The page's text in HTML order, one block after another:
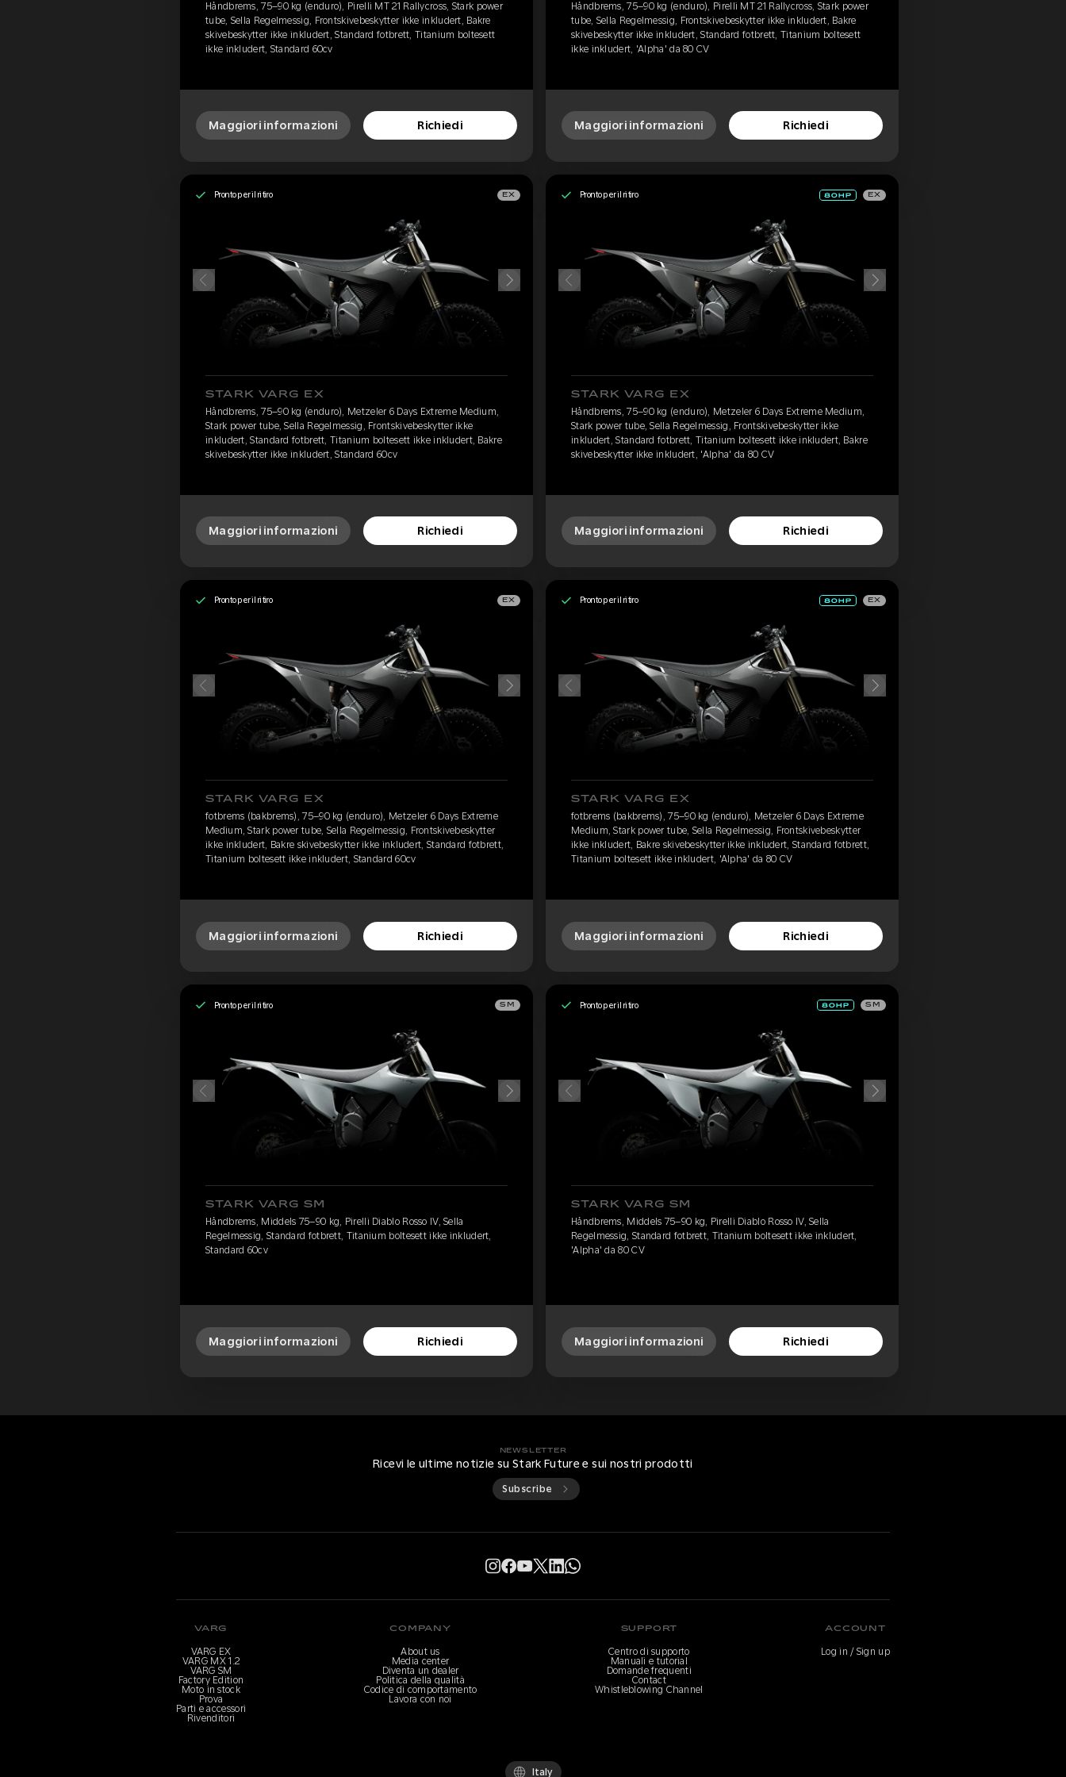
Håndbrems, 75–90 kg (enduro), Pirelli MT 21 Rallycross, Stark power
tube, Sella Regelmessig, Frontskivebeskytter ikke inkludert, Bakre
skivebeskytter ikke inkludert, Standard fotbrett, Titanium boltesett
ikke inkludert, Standard 60cv
Maggiori informazioni Richiedi
Håndbrems, 75–90 kg (enduro), Pirelli MT 21 Rallycross, Stark power
tube, Sella Regelmessig, Frontskivebeskytter ikke inkludert, Bakre
skivebeskytter ikke inkludert, Standard fotbrett, Titanium boltesett
ikke inkludert, 'Alpha' da 80 CV
Maggiori informazioni Richiedi
Pronto per il ritiro EX
STARK VARG EX
Håndbrems, 75–90 kg (enduro), Metzeler 6 Days Extreme Medium,
Stark power tube, Sella Regelmessig, Frontskivebeskytter ikke
inkludert, Standard fotbrett, Titanium boltesett ikke inkludert, Bakre
skivebeskytter ikke inkludert, Standard 60cv
Maggiori informazioni Richiedi
Pronto per il ritiro EX
STARK VARG EX
Håndbrems, 75–90 kg (enduro), Metzeler 6 Days Extreme Medium,
Stark power tube, Sella Regelmessig, Frontskivebeskytter ikke
inkludert, Standard fotbrett, Titanium boltesett ikke inkludert, Bakre
skivebeskytter ikke inkludert, 'Alpha' da 80 CV
Maggiori informazioni Richiedi
Pronto per il ritiro EX
STARK VARG EX
fotbrems (bakbrems), 75–90 kg (enduro), Metzeler 6 Days Extreme
Medium, Stark power tube, Sella Regelmessig, Frontskivebeskytter
ikke inkludert, Bakre skivebeskytter ikke inkludert, Standard fotbrett,
Titanium boltesett ikke inkludert, Standard 60cv
Maggiori informazioni Richiedi
Pronto per il ritiro EX
STARK VARG EX
fotbrems (bakbrems), 75–90 kg (enduro), Metzeler 6 Days Extreme
Medium, Stark power tube, Sella Regelmessig, Frontskivebeskytter
ikke inkludert, Bakre skivebeskytter ikke inkludert, Standard fotbrett,
Titanium boltesett ikke inkludert, 'Alpha' da 80 CV
Maggiori informazioni Richiedi
Pronto per il ritiro SM
STARK VARG SM
Håndbrems, Middels 75–90 kg, Pirelli Diablo Rosso IV, Sella
Regelmessig, Standard fotbrett, Titanium boltesett ikke inkludert,
Standard 60cv
Maggiori informazioni Richiedi
Pronto per il ritiro SM
STARK VARG SM
Håndbrems, Middels 75–90 kg, Pirelli Diablo Rosso IV, Sella
Regelmessig, Standard fotbrett, Titanium boltesett ikke inkludert,
'Alpha' da 80 CV
Maggiori informazioni Richiedi
NEWSLETTER
Ricevi le ultime notizie su Stark Future e sui nostri prodotti
Subscribe
VARG
VARG EX
VARG MX 1.2
VARG SM
Factory Edition
Moto in stock
Prova
Parti e accessori
Rivenditori
COMPANY
About us
Media center
Diventa un dealer
Politica della qualità
Codice di comportamento
Lavora con noi
SUPPORT
Centro di supporto
Manuali e tutorial
Domande frequenti
Contact
Whistleblowing Channel
ACCOUNT
Log in / Sign up
Italy